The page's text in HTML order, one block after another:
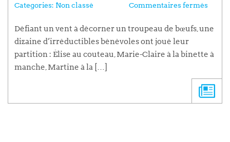
Categories: Non classé Commentaires fermés
Défiant un vent à décorner un troupeau de bœufs, une
dizaine d’irréductibles bénévoles ont joué leur
partition : Élise au couteau, Marie-Claire à la binette à
manche, Martine à la […]